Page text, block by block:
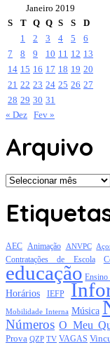
Janeiro 2019
S
T Q Q S S
D
1
2 3 4 5
6
7
8 9 10 11 12 13
14 15 16 17 18 19 20
21 22 23 24 25 26 27
28 29 30 31
« Dez Fev »
Arquivo
Arquivo
AEC Animação ANVPC
Contratações de Escola
educação Ensino
Horários IEFP
Mobilidade Interna Música
Números O Meu
Prova QZP TV VAGAS